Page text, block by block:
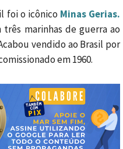
foi o icônico Minas Gerias.
marinhas de guerra ao
vendido ao Brasil por
em 1960.